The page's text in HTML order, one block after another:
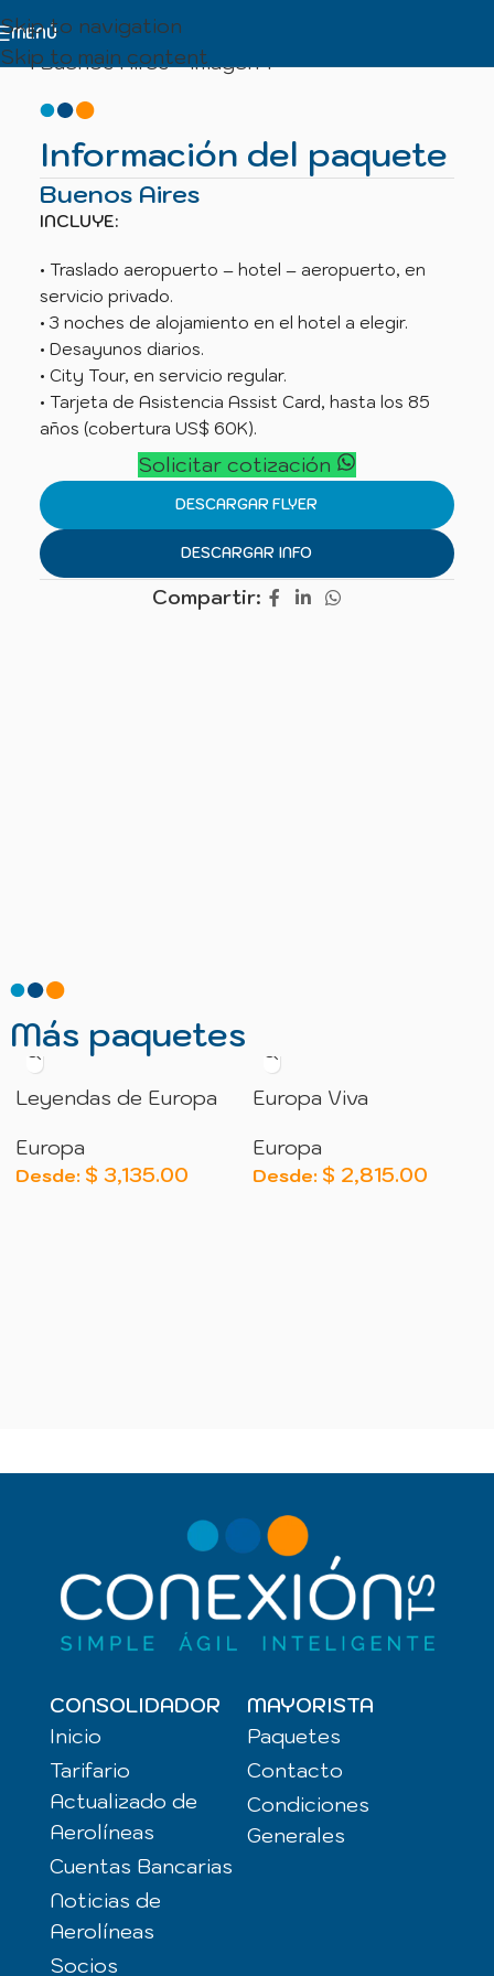
Skip to navigation
Skip to main content
MENÚ
Información del paquete
Buenos Aires
INCLUYE:
• Traslado aeropuerto – hotel – aeropuerto, en
servicio privado.
• 3 noches de alojamiento en el hotel a elegir.
• Desayunos diarios.
• City Tour, en servicio regular.
• Tarjeta de Asistencia Assist Card, hasta los 85
años (cobertura US$ 60K).
Solicitar cotización
DESCARGAR FLYER
DESCARGAR INFO
Compartir:
Más paquetes
Leyendas de Europa
Europa
Desde: $3,135.00
Europa Viva
Europa
Desde: $2,815.00
CONSOLIDADOR
Inicio
Tarifario
Actualizado de
Aerolíneas
Cuentas Bancarias
Noticias de
Aerolíneas
Socios
MAYORISTA
Paquetes
Contacto
Condiciones
Generales